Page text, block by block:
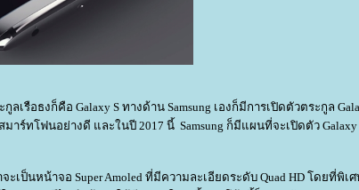
รือธงก็คือ Galaxy S ทางด้าน Samsung เองก็มีการเปิดตัวตระกูล
ร์ทโฟนอย่างดี และในปี 2017 นี้ Samsung ก็มีแผนที่จะเปิดตัว Galaxy
เป็นหน้าจอ Super Amoled ที่มีความละเอียดระดับ Quad HD โดยที่พิเ